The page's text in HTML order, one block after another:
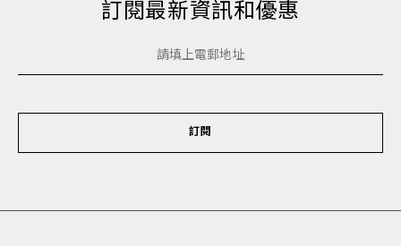
訂閱最新資訊和優惠
訂閱